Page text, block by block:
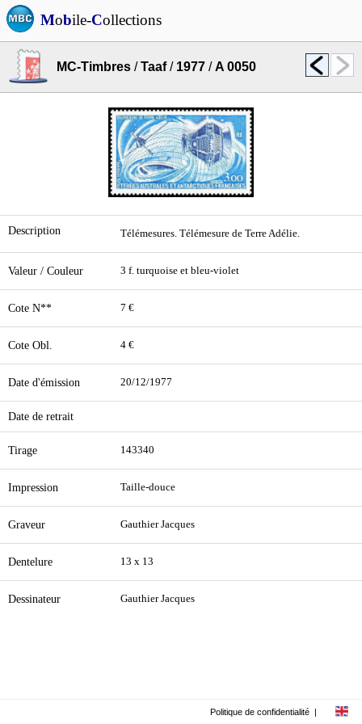
Mobile-Collections
MC-Timbres /Taaf/ 1977 /A 0050
Description Télémesures. Télémesure de Terre Adélie.
Valeur / Couleur 3 f. turquoise et bleu-violet
Cote N** 7 €
Cote Obl. 4 €
Date d'émission 20/12/1977
Date de retrait
Tirage 143340
Impression Taille-douce
Graveur Gauthier Jacques
Dentelure 13 x 13
Dessinateur Gauthier Jacques
Politique de confidentialité |